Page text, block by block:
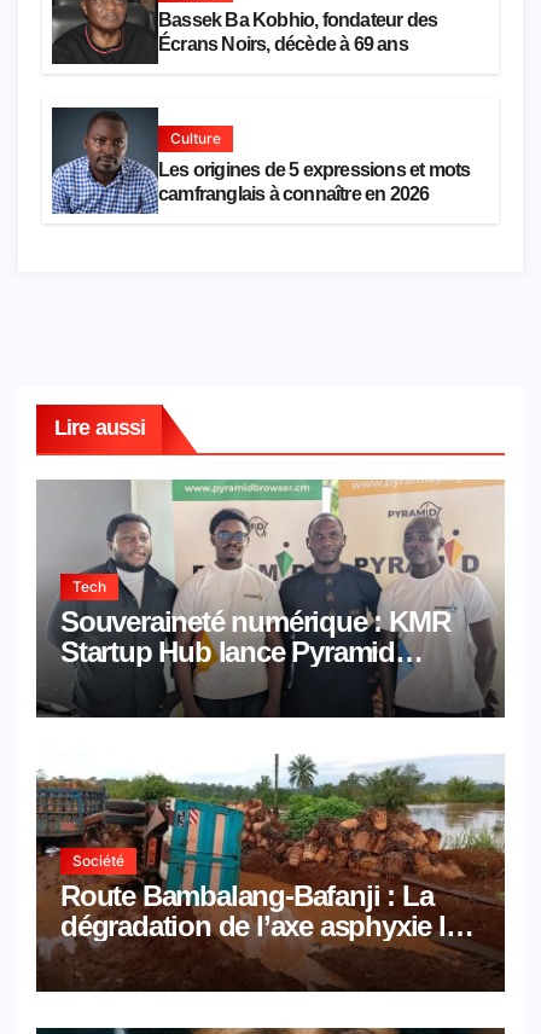
Bassek Ba Kobhio, fondateur des
Écrans Noirs, décède à 69 ans
Culture
Les origines de 5 expressions et mots
camfranglais à connaître en 2026
Lire aussi
Tech
Souveraineté numérique : KMR
Startup Hub lance Pyramid
Browser et Pyramid Mail, deux
solutions numériques made in
Société
Route Bambalang-Bafanji : La
dégradation de l’axe asphyxie les
activités économiques